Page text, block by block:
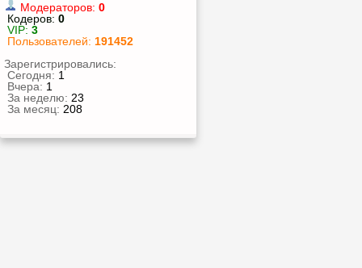
Модераторов: 0
Кодеров: 0
VIP: 3
Пользователей: 191452
Зарегистрировались:
Сегодня: 1
Вчера: 1
За неделю: 23
За месяц: 208